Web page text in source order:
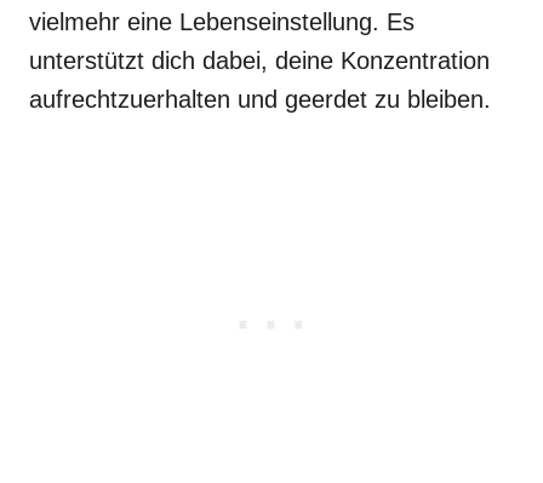
vielmehr eine Lebenseinstellung. Es
unterstützt dich dabei, deine Konzentration
aufrechtzuerhalten und geerdet zu bleiben.